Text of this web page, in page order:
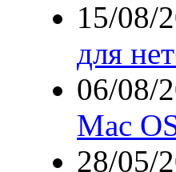
15/08/
для
06/08/
Mac
28/05/